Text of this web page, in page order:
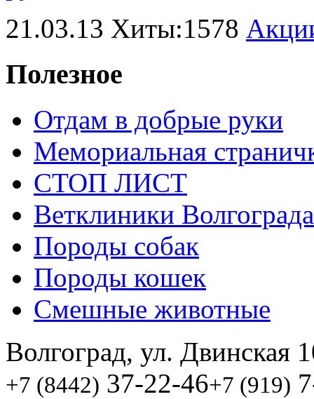
21.03.13 Хиты:1578
Полезное
Отдам в добрые руки
Мемориальная
СТОП ЛИСТ
Ветклиники Волгограда
Породы собак
Породы кошек
Смешные животные
Волгоград, ул. Двинская
+7 (8442) 37-22-46+7 (919)